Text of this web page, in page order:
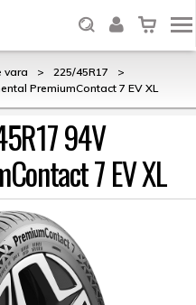
vara > 225/45R17
>
PremiumContact 7 EV XL
94V
7 EV XL